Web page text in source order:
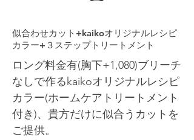
似合わせカット+kaikoオリジナルレシピ
カラー+３ステップトリートメント
ロング料金有(胸下+1,080)ブリーチ
なしで作るkaikoオリジナルレシピ
カラー(ホームケアトリートメント
付き)、貴方だけに似合うカットを
ご提供。